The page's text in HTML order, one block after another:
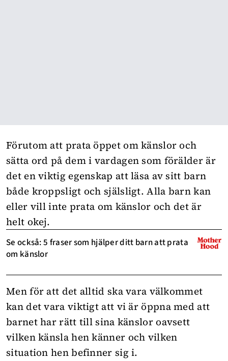
Förutom att prata öppet om känslor och
sätta ord på dem i vardagen som förälder är
det en viktig egenskap att läsa av sitt barn
både kroppsligt och själsligt. Alla barnkan
eller vill inte prata om känslor och det är
helt okej.
Se också: 5 fraser som hjälper ditt barn att prata
om känslor
Men för att det alltid ska vara välkommet
kan det vara viktigt att vi är öppna med att
barnet har rätt till sina känslor oavsett
vilken känsla hen känner och vilken
situation hen befinner sig i.